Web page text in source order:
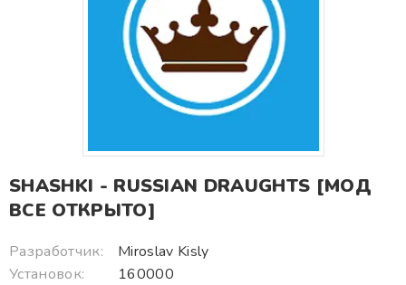
SHASHKI - RUSSIAN DRAUGHTS [МОД
ВСЕ ОТКРЫТО]
Разработчик:
Miroslav Kisly
Установок:
160000